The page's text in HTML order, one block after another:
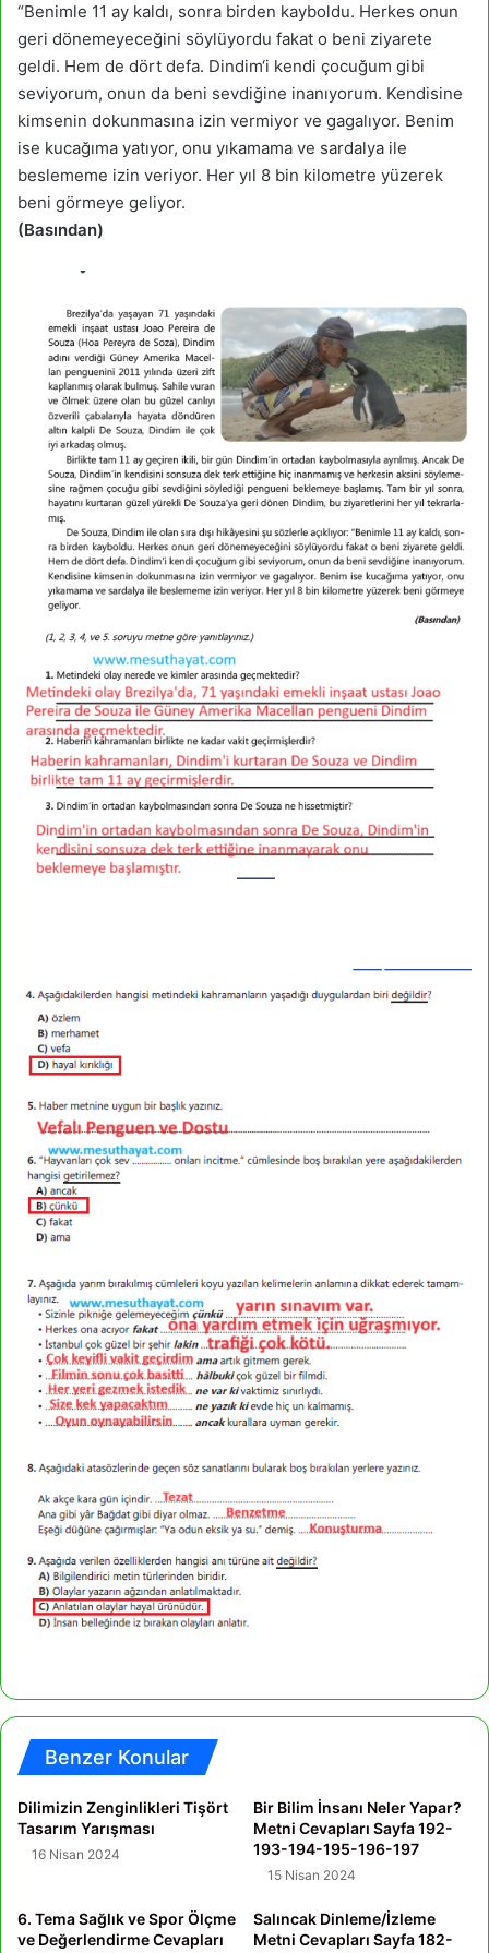
“Benimle 11 ay kaldı, sonra birden kayboldu. Herkes onun
geri dönemeyeceğini söylüyordu fakat o beni ziyarete
geldi. Hem de dört defa. Dindim‘i kendi çocuğum gibi
seviyorum, onun da beni sevdiğine inanıyorum. Kendisine
kimsenin dokunmasına izin vermiyor ve gagalıyor. Benim
ise kucağıma yatıyor, onu yıkamama ve sardalya ile
beslememe izin veriyor. Her yıl 8 bin kilometre yüzerek
beni görmeye geliyor.
(Basından)
Benzer Konular
Dilimizin Zenginlikleri Tişört
Tasarım Yarışması
16 Nisan 2024
Bir Bilim İnsanı Neler Yapar?
Metni Cevapları Sayfa 192-
193-194-195-196-197
15 Nisan 2024
6. Tema Sağlık ve Spor Ölçme
ve Değerlendirme Cevapları
Salıncak Dinleme/İzleme
Metni Cevapları Sayfa 182-